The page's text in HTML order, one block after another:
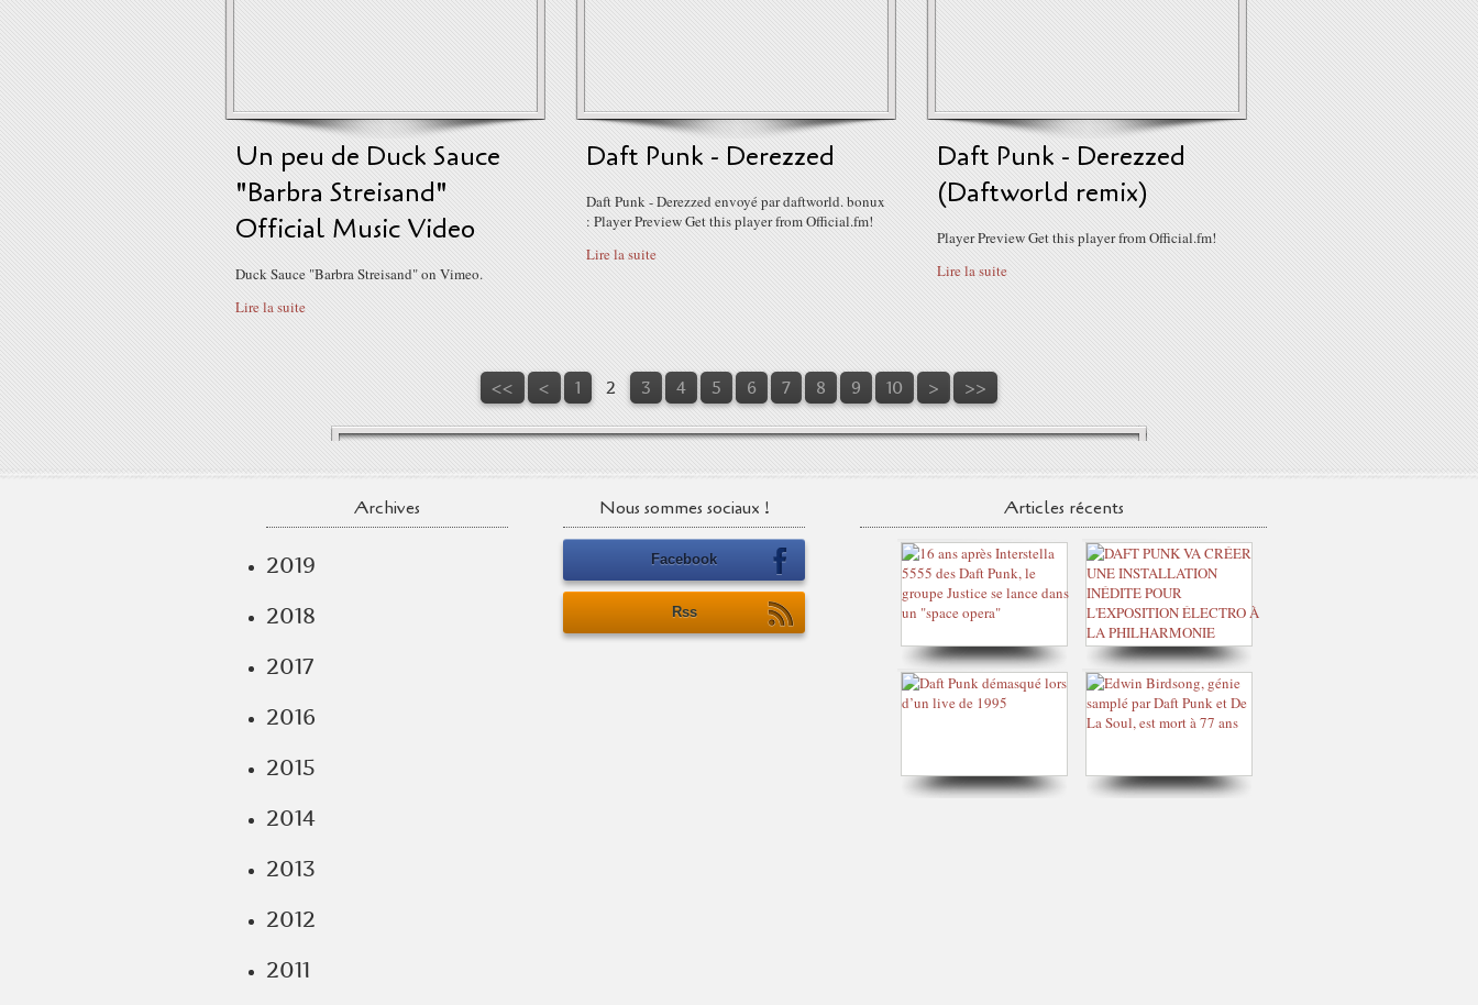
Un peu de Duck Sauce
"Barbra Streisand"
Official Music Video
Duck Sauce "Barbra Streisand" on Vimeo.
Lire la suite
Daft Punk - Derezzed
Daft Punk - Derezzed envoyé par daftworld. bonux
: Player Preview Get this player from Official.fm!
Lire la suite
Daft Punk - Derezzed
(Daftworld remix)
Player Preview Get this player from Official.fm!
Lire la suite
<< < 1 2 3 4 5 6 7 8 9 10 > >>
Archives
2019
2018
2017
2016
2015
2014
2013
2012
2011
Nous sommes sociaux !
Facebook
Rss
Articles récents